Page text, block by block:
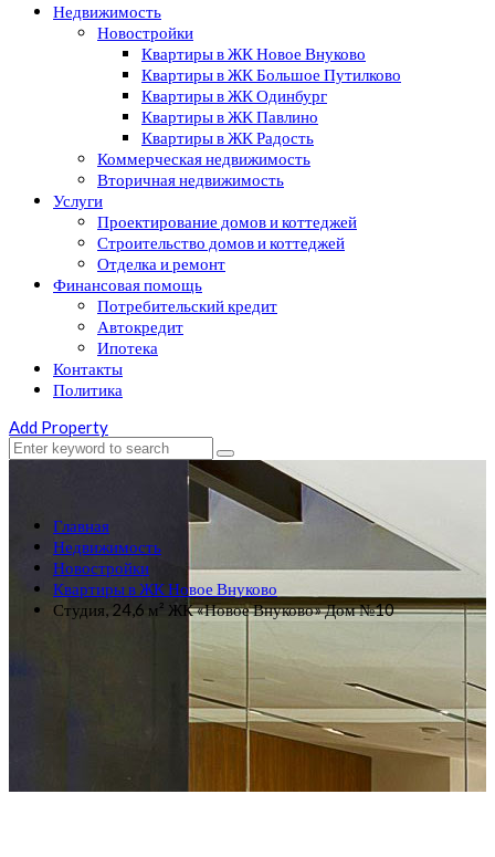
Недвижимость
Новостройки
Квартиры в ЖК Новое Внуково
Квартиры в ЖК Большое Путилково
Квартиры в ЖК Одинбург
Квартиры в ЖК Павлино
Квартиры в ЖК Радость
Коммерческая недвижимость
Вторичная недвижимость
Услуги
Проектирование домов и коттеджей
Строительство домов и коттеджей
Отделка и ремонт
Финансовая помощь
Потребительский кредит
Автокредит
Ипотека
Контакты
Политика
Add Property
Главная
Недвижимость
Новостройки
Квартиры в ЖК Новое Внуково
Студия, 24,6 м² ЖК «Новое Внуково» Дом №10